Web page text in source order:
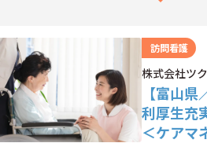
訪問看護
株式会社ツ
【富山
利厚生充
＜ケアマ